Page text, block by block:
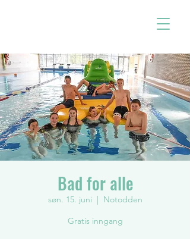
Bad for alle
søn. 15. juni
  |
Notodden
Gratis inngang